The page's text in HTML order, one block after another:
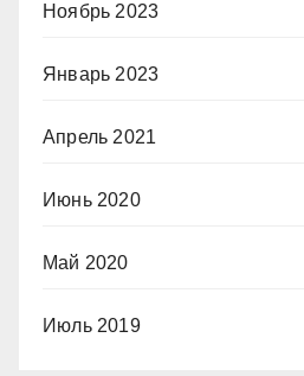
Ноябрь 2023
Январь 2023
Апрель 2021
Июнь 2020
Май 2020
Июль 2019